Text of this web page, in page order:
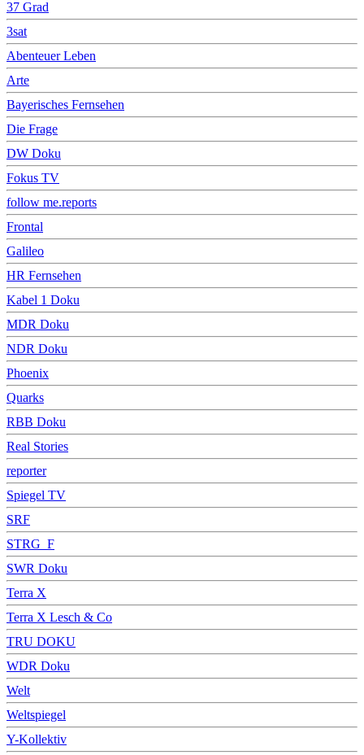
37 Grad
3sat
Abenteuer Leben
Arte
Bayerisches Fernsehen
Die Frage
DW Doku
Fokus TV
follow me.reports
Frontal
Galileo
HR Fernsehen
Kabel 1 Doku
MDR Doku
NDR Doku
Phoenix
Quarks
RBB Doku
Real Stories
reporter
Spiegel TV
SRF
STRG_F
SWR Doku
Terra X
Terra X Lesch & Co
TRU DOKU
WDR Doku
Welt
Weltspiegel
Y-Kollektiv